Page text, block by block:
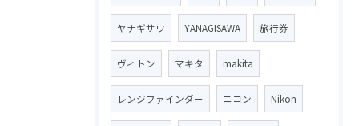
ヤナギサワ YANAGISAWA 旅行券
ヴィトン マキタ makita
レンジファインダー ニコン Nikon